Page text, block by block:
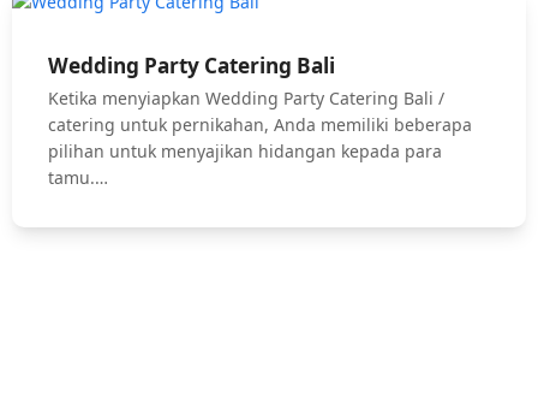
Wedding Party Catering Bali
Ketika menyiapkan Wedding Party Catering Bali /
catering untuk pernikahan, Anda memiliki beberapa
pilihan untuk menyajikan hidangan kepada para
tamu.…